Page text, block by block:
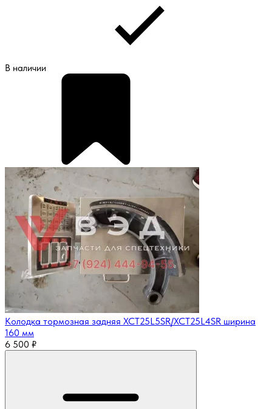
В наличии
Колодка тормозная задняя XCT25L5SR/XCT25L4SR ширина
160 мм
6 500 ₽